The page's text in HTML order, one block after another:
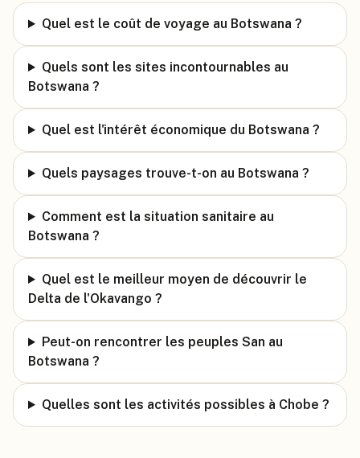
Quel est le coût de voyage au Botswana ?
Quels sont les sites incontournables au
Botswana ?
Quel est l'intérêt économique du Botswana ?
Quels paysages trouve-t-on au Botswana ?
Comment est la situation sanitaire au
Botswana ?
Quel est le meilleur moyen de découvrir le
Delta de l'Okavango ?
Peut-on rencontrer les peuples San au
Botswana ?
Quelles sont les activités possibles à Chobe ?